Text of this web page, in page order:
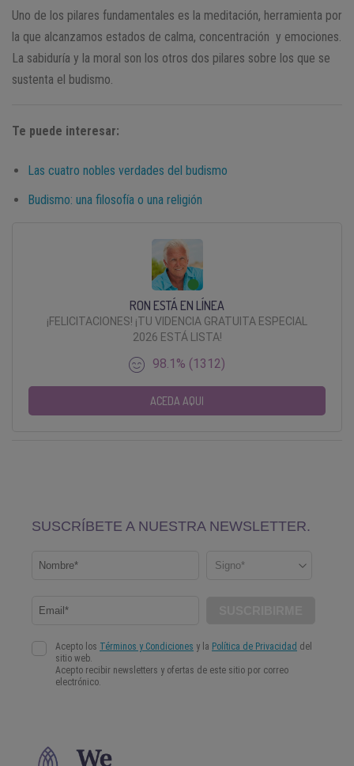
Uno de los pilares fundamentales es la meditación, herramienta por
la que alcanzamos estados de calma, concentración y emociones.
La sabiduría y la moral son los otros dos pilares sobre los que se
sustenta el budismo.
Te puede interesar:
Las cuatro nobles verdades del budismo
Budismo: una filosofía o una religión
RON ESTÁ EN LÍNEA
¡FELICITACIONES! ¡TU VIDENCIA GRATUITA ESPECIAL
2026 ESTÁ LISTA!
98.1% (1312)
ACEDA AQUI